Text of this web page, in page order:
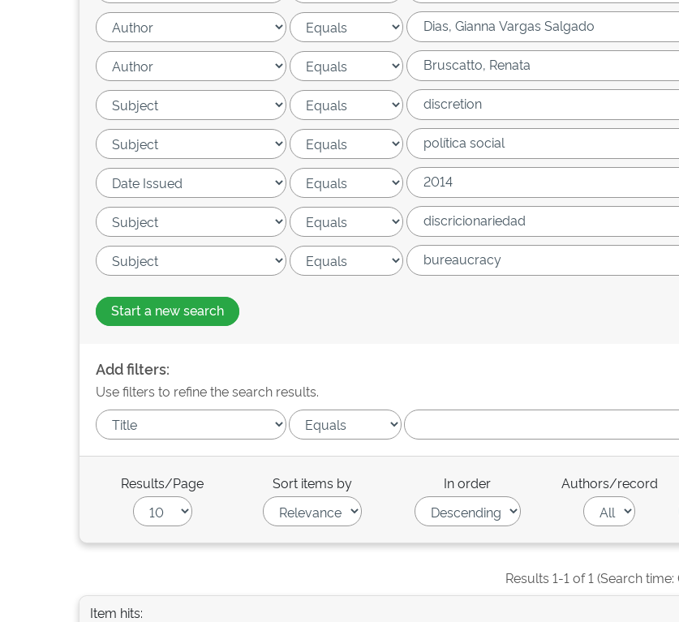
Start a new search
Add filters:
Use filters to refine the search results.
Results/Page Sort items by In order Authors/record
Results 1-1 of 1 (Search
Item hits: